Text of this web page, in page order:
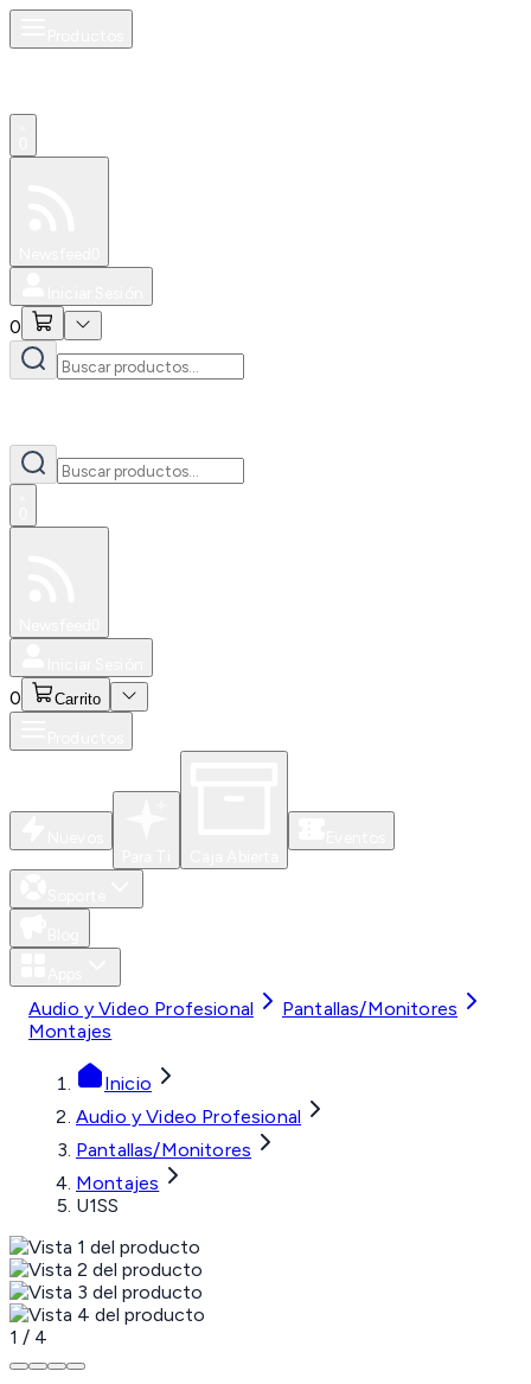
0
0 Carrito
Audio y Video Profesional
Pantallas/Monitores
Montajes
Inicio
Audio y Video Profesional
Pantallas/Monitores
Montajes
U1SS
1 / 4